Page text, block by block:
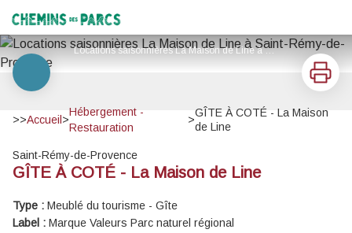
Chemins des Parcs
Locations saisonnières La Maison de Line à Saint-Rémy-de-Provence - La Maison de Line
Imprimer
>>Accueil >
Hébergement -
Restauration
>
GÎTE À COTÉ - La Maison
de Line
Saint-Rémy-de-Provence
GÎTE À COTÉ - La Maison de Line
Type : Meublé du tourisme - Gîte
Label : Marque Valeurs Parc naturel régional